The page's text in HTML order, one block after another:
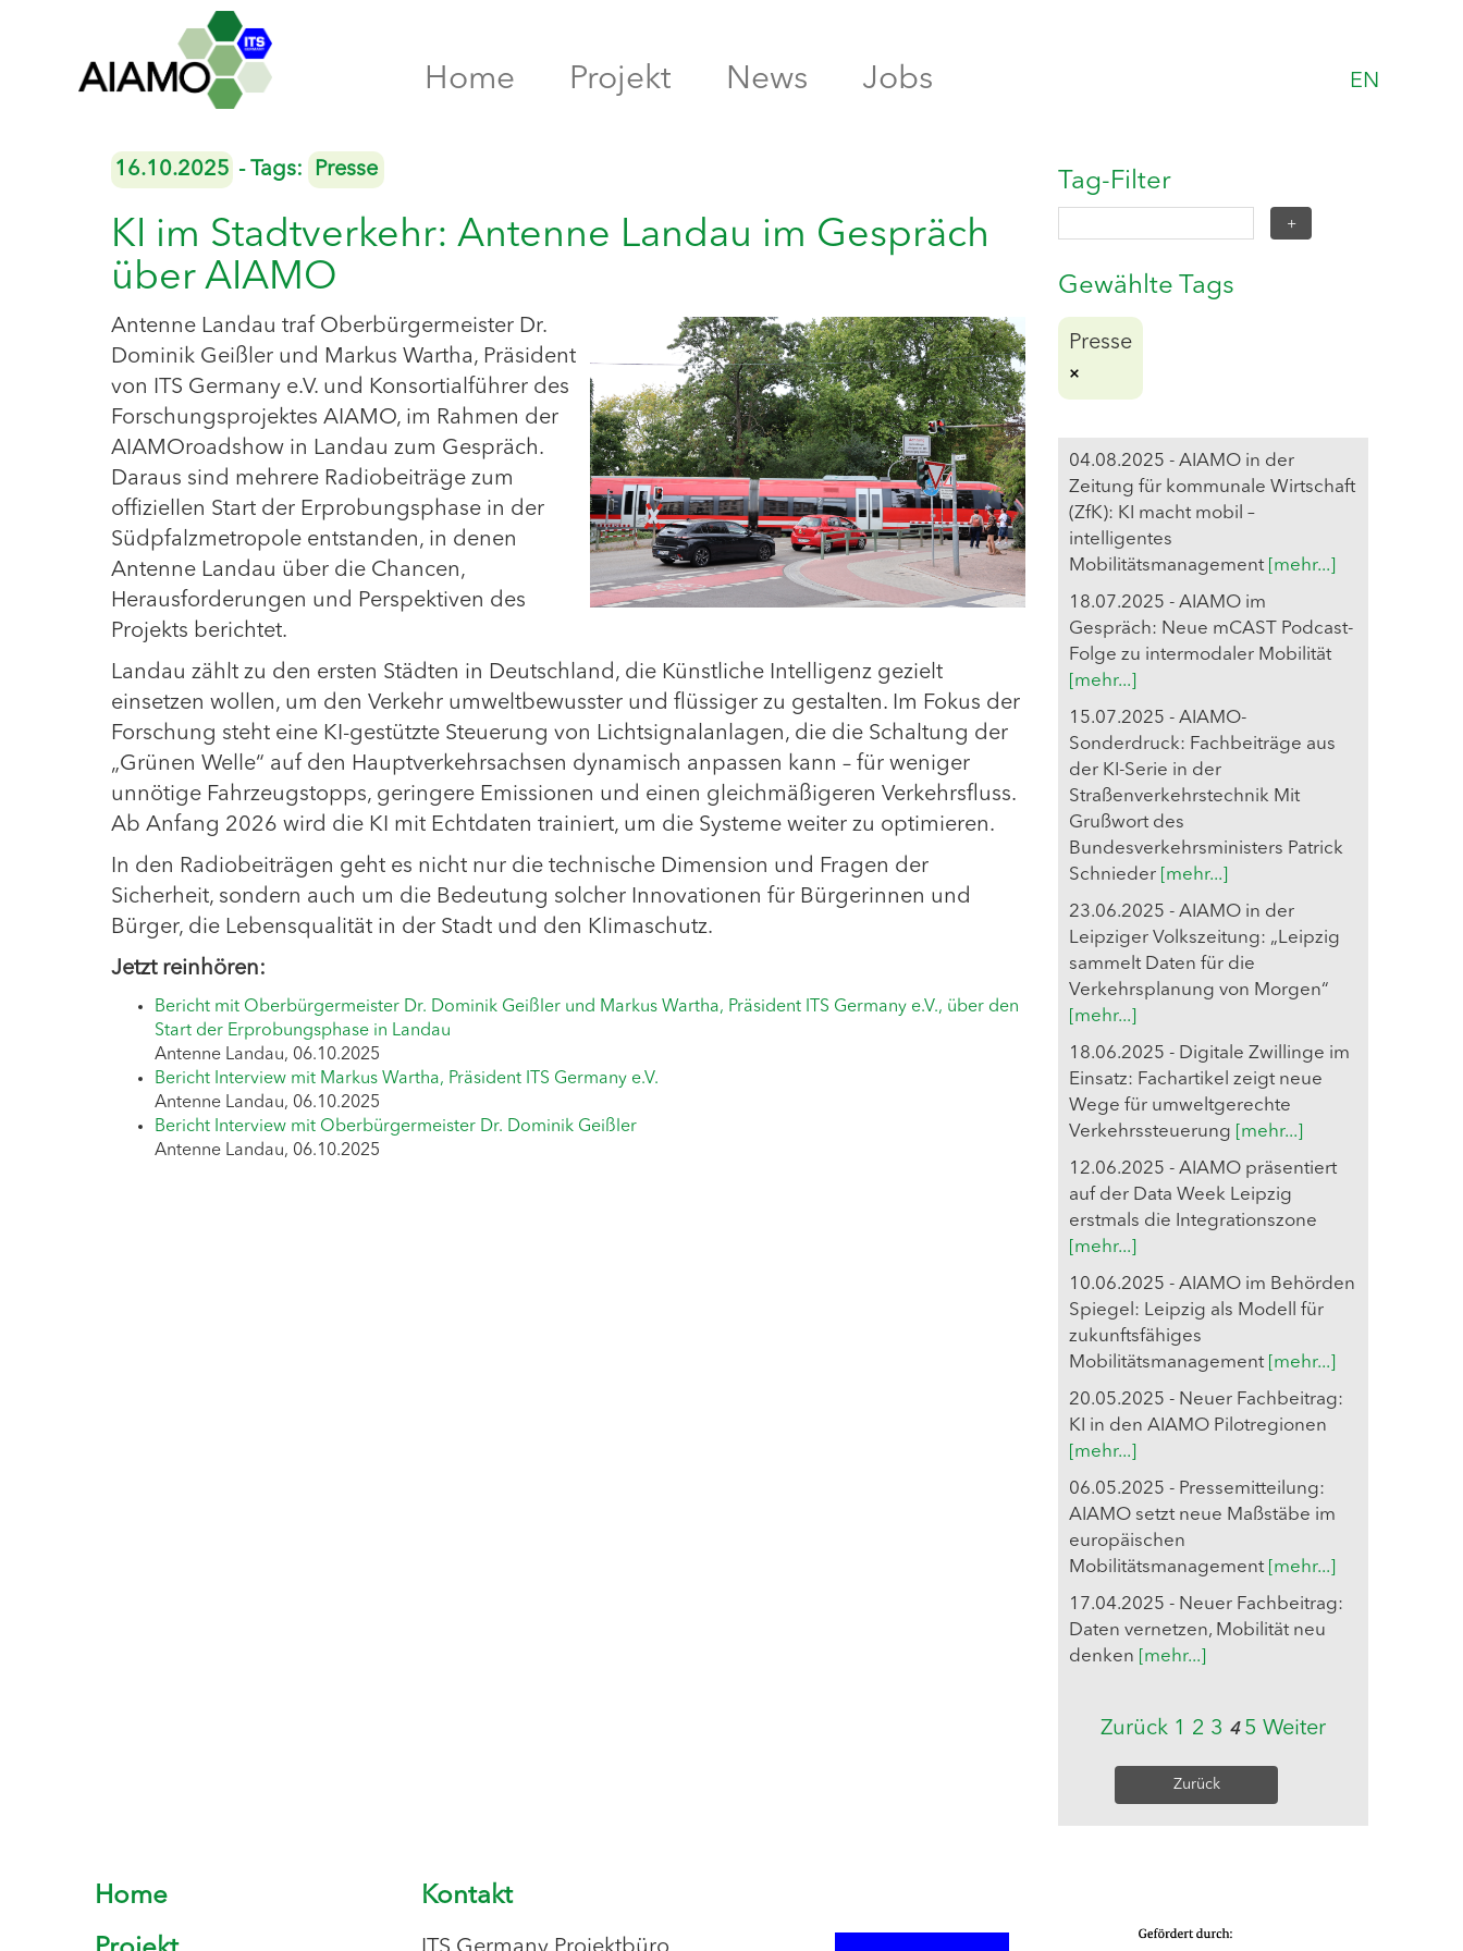
Home Projekt News Jobs EN
16.10.2025 - Tags: Presse
KI im Stadtverkehr: Antenne Landau im Gespräch
über AIAMO
Antenne Landau traf Oberbürgermeister Dr.
Dominik Geißler und Markus Wartha, Präsident
von ITS Germany e.V. und Konsortialführer des
Forschungsprojektes AIAMO, im Rahmen der
AIAMOroadshow in Landau zum Gespräch.
Daraus sind mehrere Radiobeiträge zum
offiziellen Start der Erprobungsphase in der
Südpfalzmetropole entstanden, in denen
Antenne Landau über die Chancen,
Herausforderungen und Perspektiven des
Projekts berichtet.
Landau zählt zu den ersten Städten in Deutschland, die Künstliche Intelligenz gezielt
einsetzen wollen, um den Verkehr umweltbewusster und flüssiger zu gestalten. Im Fokus der
Forschung steht eine KI-gestützte Steuerung von Lichtsignalanlagen, die die Schaltung der
„Grünen Welle“ auf den Hauptverkehrsachsen dynamisch anpassen kann – für weniger
unnötige Fahrzeugstopps, geringere Emissionen und einen gleichmäßigeren Verkehrsfluss.
Ab Anfang 2026 wird die KI mit Echtdaten trainiert, um die Systeme weiter zu optimieren.
In den Radiobeiträgen geht es nicht nur die technische Dimension und Fragen der
Sicherheit, sondern auch um die Bedeutung solcher Innovationen für Bürgerinnen und
Bürger, die Lebensqualität in der Stadt und den Klimaschutz.
Jetzt reinhören:
Bericht mit Oberbürgermeister Dr. Dominik Geißler und Markus Wartha, Präsident ITS Germany e.V., über den
Start der Erprobungsphase in Landau
Antenne Landau, 06.10.2025
Bericht Interview mit Markus Wartha, Präsident ITS Germany e.V.
Antenne Landau, 06.10.2025
Bericht Interview mit Oberbürgermeister Dr. Dominik Geißler
Antenne Landau, 06.10.2025
Tag-Filter
Gewählte Tags
Presse
04.08.2025 - AIAMO in der
Zeitung für kommunale Wirtschaft
(ZfK): KI macht mobil –
intelligentes
Mobilitätsmanagement [mehr...]
18.07.2025 - AIAMO im
Gespräch: Neue mCAST Podcast-
Folge zu intermodaler Mobilität
[mehr...]
15.07.2025 - AIAMO-
Sonderdruck: Fachbeiträge aus
der KI-Serie in der
Straßenverkehrstechnik Mit
Grußwort des
Bundesverkehrsministers Patrick
Schnieder [mehr...]
23.06.2025 - AIAMO in der
Leipziger Volkszeitung: „Leipzig
sammelt Daten für die
Verkehrsplanung von Morgen“
[mehr...]
18.06.2025 - Digitale Zwillinge im
Einsatz: Fachartikel zeigt neue
Wege für umweltgerechte
Verkehrssteuerung
[mehr...]
12.06.2025 - AIAMO präsentiert
auf der Data Week Leipzig
erstmals die Integrationszone
[mehr...]
10.06.2025 - AIAMO im Behörden
Spiegel: Leipzig als Modell für
zukunftsfähiges
Mobilitätsmanagement [mehr...]
20.05.2025 - Neuer Fachbeitrag:
KI in den AIAMO Pilotregionen
[mehr...]
06.05.2025 - Pressemitteilung:
AIAMO setzt neue Maßstäbe im
europäischen
Mobilitätsmanagement [mehr...]
17.04.2025 - Neuer Fachbeitrag:
Daten vernetzen, Mobilität neu
denken
[mehr...]
Zurück 1 2 3 4 5 Weiter
Zurück
Home
Kontakt